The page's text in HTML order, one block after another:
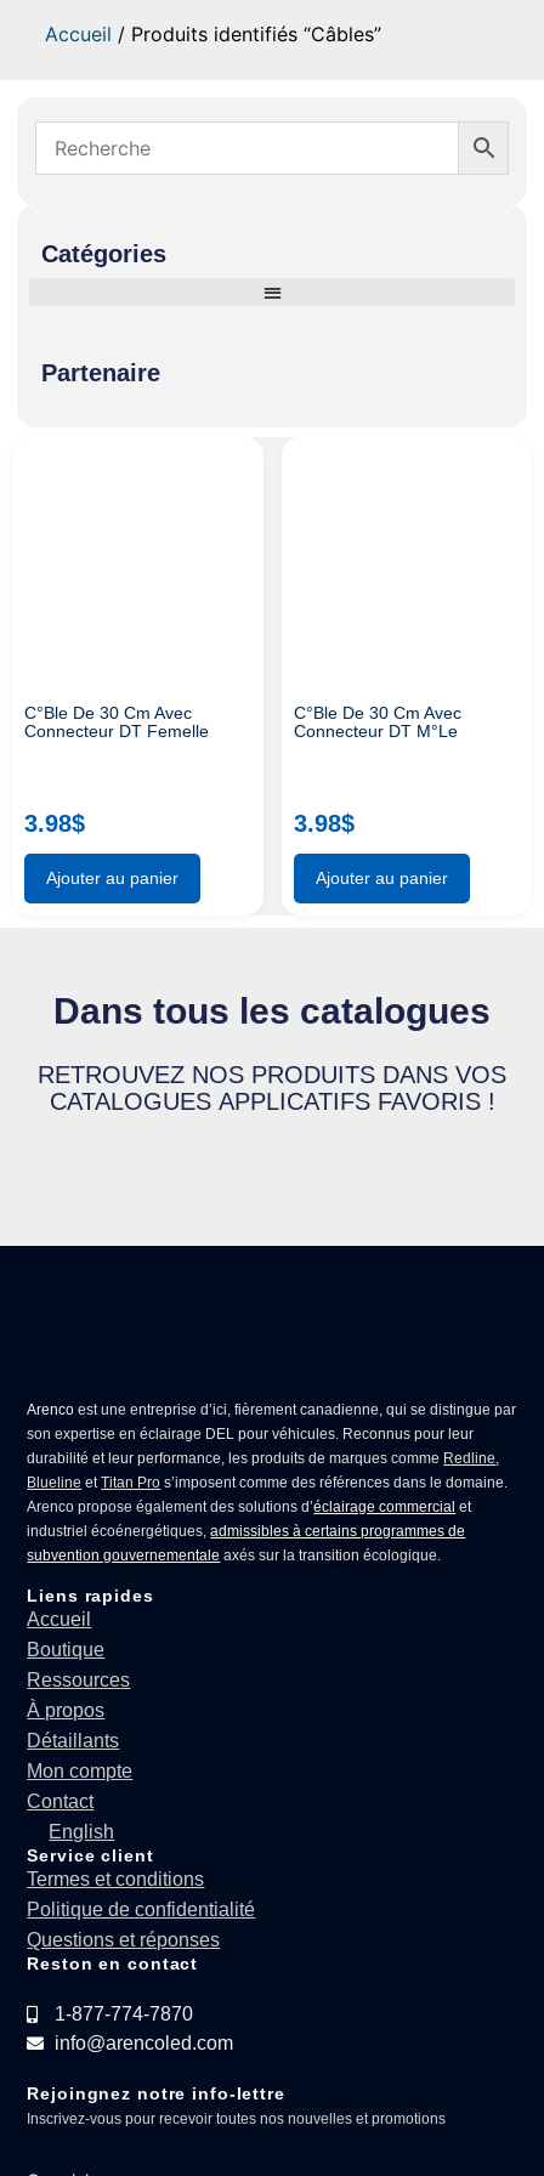
Accueil / Produits identifiés “Câbles”
Catégories
Partenaire
C°ble De 30 Cm Avec
Connecteur DT Femelle
3.98$
Ajouter au panier
C°ble De 30 Cm Avec
Connecteur DT M°le
3.98$
Ajouter au panier
Dans tous les catalogues
RETROUVEZ NOS PRODUITS DANS VOS
CATALOGUES APPLICATIFS FAVORIS !
Arenco est une entreprise d’ici, fièrement canadienne, qui se distingue par
son expertise enéclairage DEL pour véhicules . Reconnus pour leur
durabilité et leur performance, les produits de marques comme Redline
Blueline etTitan Pro s’imposent comme des références dans le domaine.
Arenco propose également des solutions d’éclairage commercial et
industriel écoénergétiques,admissibles à certains programmes de
subvention gouvernementale axés sur la transition écologique.
Liens rapides
Accueil
Boutique
Ressources
À propos
Détaillants
Mon compte
Contact
English
Service client
Termes et conditions
Politique de confidentialité
Questions et réponses
Reston en contact
1-877-774-7870
info@arencoled.com
Rejoingnez notre info-lettre
Inscrivez-vous pour recevoir toutes nos nouvelles et promotions